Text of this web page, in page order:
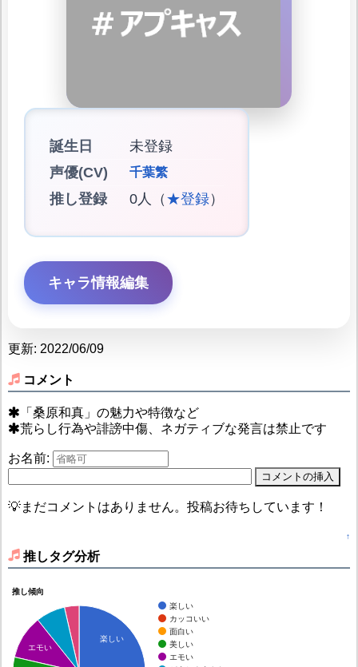
誕生日
未登録
声優(CV)
千葉繁
推し登録 0人（ ★登録）
キャラ情報編集
更新: 2022/06/09
コメント
「桑原和真」の魅力や特徴など
荒らし行為や誹謗中傷、ネガティブな発言は禁止です
お名前:
💡まだコメントはありません。投稿お待ちしています！
↑
推しタグ分析
推し傾向
楽しい
カッコいい
面白い
美しい
エモい
楽しい
エモい